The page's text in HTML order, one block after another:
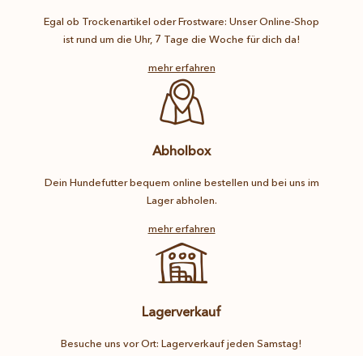
Egal ob Trockenartikel oder Frostware: Unser Online-Shop
ist rund um die Uhr, 7 Tage die Woche für dich da!
mehr erfahren
Abholbox
Dein Hundefutter bequem online bestellen und bei uns im
Lager abholen.
mehr erfahren
Lagerverkauf
Besuche uns vor Ort: Lagerverkauf jeden Samstag!